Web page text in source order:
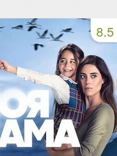
51 серия
55 серия
59 серия
63 серия
67 серия
71 серия
8.5